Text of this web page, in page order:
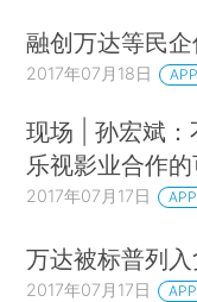
融创万达等民
2017年07月18日
现场 | 孙宏斌
乐视影业合作
2017年07月17日
万达被标普列
2017年07月17日